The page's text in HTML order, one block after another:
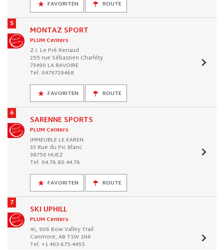
FAVORITEN ROUTE
5
MONTAZ SPORT
PLUM Centers
Z.I. Le Pré Renaud
255 rue Sébastien Charléty
73490 LA RAVOIRE
Tel. 0479729468
FAVORITEN ROUTE
6
SARENNE SPORTS
PLUM Centers
IMMEUBLE LE KAREN
33 Rue du Pic Blanc
38750 HUEZ
Tel. 04.76.80.44.76
FAVORITEN ROUTE
7
SKI UPHILL
PLUM Centers
4c, 906 Bow Valley Trail
Canmore, AB T1W 1N6
Tel. +1 403-675-4455